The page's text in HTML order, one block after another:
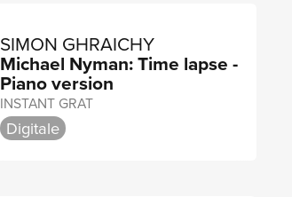
SIMON GHRAICHY
Michael Nyman: Time lapse -
Piano version
INSTANT GRAT
Digitale